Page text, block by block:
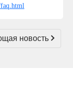
новость